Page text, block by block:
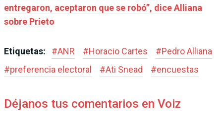
entregaron, aceptaron que se robó”, dice Alliana
sobre Prieto
Etiquetas: #ANR #Horacio Cartes #Pedro Alliana
#preferencia electoral #Ati Snead #encuestas
Déjanos tus comentarios en Voiz